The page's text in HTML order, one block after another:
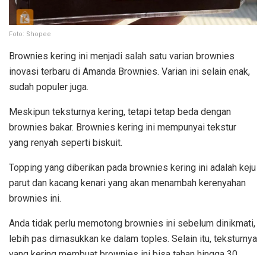
Foto: Shopee
Brownies kering ini menjadi salah satu varian brownies
inovasi terbaru di Amanda Brownies. Varian ini selain enak,
sudah populer juga.
Meskipun teksturnya kering, tetapi tetap beda dengan
brownies bakar. Brownies kering ini mempunyai tekstur
yang renyah seperti biskuit.
Topping yang diberikan pada brownies kering ini adalah keju
parut dan kacang kenari yang akan menambah kerenyahan
brownies ini.
Anda tidak perlu memotong brownies ini sebelum dinikmati,
lebih pas dimasukkan ke dalam toples. Selain itu, teksturnya